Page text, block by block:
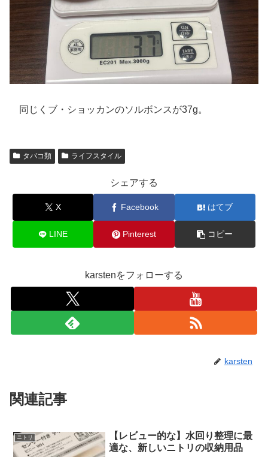
同じくブ・ショッカンのソルボンスが37g。
タバコ類 ライフスタイル
シェアする
X Facebook はてブ
LINE Pinterest コピー
karstenをフォローする
karsten
関連記事
ニトリ
【レビュー的な】水回り整理に最
適な、新しいニトリの収納用品